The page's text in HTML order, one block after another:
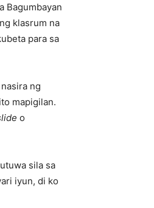
Bagumbayan
klasrum na
para sa
ng
mapigilan.
o
sila sa
iyun, di ko